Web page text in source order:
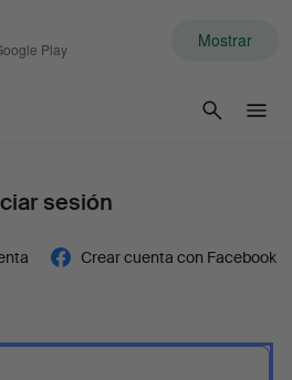
Play Mostrar
sesión
Crear cuenta con Facebook